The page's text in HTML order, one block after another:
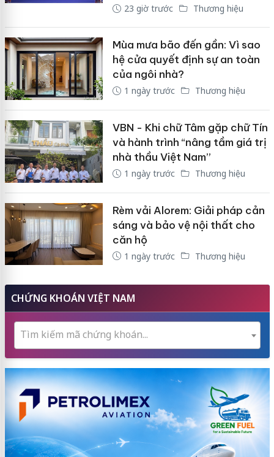
23 giờ trước Thương hiệu
Mùa mưa bão đến gần: Vì sao
hệ cửa quyết định sự an toàn
của ngôi nhà?
1 ngày trước Thương hiệu
VBN - Khi chữ Tâm gặp chữ Tín
và hành trình “nâng tầm giá trị
nhà thầu Việt Nam”
1 ngày trước Thương hiệu
Rèm vải Alorem: Giải pháp cản
sáng và bảo vệ nội thất cho
căn hộ
1 ngày trước Thương hiệu
CHỨNG KHOÁN VIỆT NAM
Tìm kiếm mã chứng khoán...